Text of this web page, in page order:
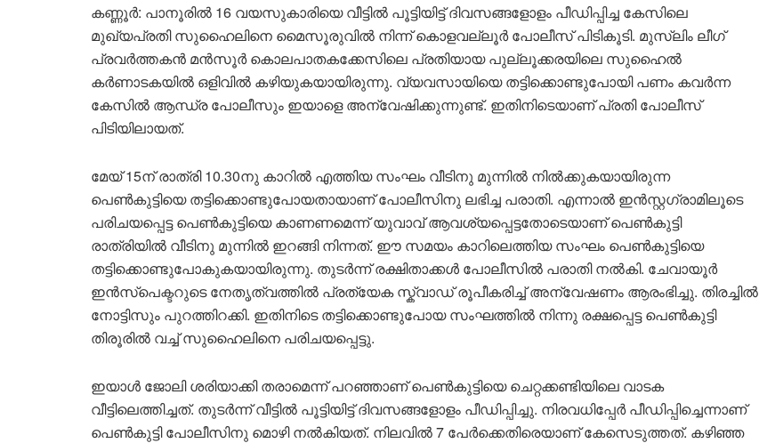
കണ്ണൂർ: പാനൂരിൽ 16 വയസുകാരിയെ വീട്ടിൽ പൂട്ടിയിട്ട് ദിവസങ്ങളോളം പീഡിപ്പിച്ച കേസിലെ
മുഖ്യപ്രതി സുഹൈലിനെ മൈസൂരുവിൽ നിന്ന് കൊളവല്ലൂർ പോലീസ് പിടികൂടി. മുസ്‌ലിം ലീഗ്
പ്രവർത്തകൻ മൻസൂർ കൊലപാതകക്കേസിലെ പ്രതിയായ പുല്ലൂക്കരയിലെ സുഹൈൽ
കർണാടകയിൽ ഒളിവിൽ കഴിയുകയായിരുന്നു. വ്യവസായിയെ തട്ടിക്കൊണ്ടുപോയി പണം കവർന്ന
കേസിൽ ആന്ധ്ര പോലീസും ഇയാളെ അന്വേഷിക്കുന്നുണ്ട്. ഇതിനിടെയാണ് പ്രതി പോലീസ്
പിടിയിലായത്.
മേയ് 15ന് രാത്രി 10.30നു കാറിൽ എത്തിയ സംഘം വീടിനു മുന്നിൽ നിൽക്കുകയായിരുന്ന
പെൺകുട്ടിയെ തട്ടിക്കൊണ്ടുപോയതായാണ് പോലീസിനു ലഭിച്ച പരാതി. എന്നാൽ ഇൻസ്റ്റഗ്രാമിലൂടെ
പരിചയപ്പെട്ട പെൺകുട്ടിയെ കാണണമെന്ന് യുവാവ് ആവശ്യപ്പെട്ടതോടെയാണ് പെൺകുട്ടി
രാത്രിയിൽ വീടിനു മുന്നിൽ ഇറങ്ങി നിന്നത്. ഈ സമയം കാറിലെത്തിയ സംഘം പെൺകുട്ടിയെ
തട്ടിക്കൊണ്ടുപോകുകയായിരുന്നു. തുടർന്ന് രക്ഷിതാക്കൾ പോലീസിൽ പരാതി നൽകി. ചേവായൂർ
ഇൻസ്പെക്ടറുടെ നേതൃത്വത്തിൽ പ്രത്യേക സ്ക്വാഡ് രൂപീകരിച്ച് അന്വേഷണം ആരംഭിച്ചു. തിരച്ചിൽ
നോട്ടിസും പുറത്തിറക്കി. ഇതിനിടെ തട്ടിക്കൊണ്ടുപോയ സംഘത്തിൽ നിന്നു രക്ഷപ്പെട്ട പെൺകുട്ടി
തിരൂരിൽ വച്ച് സുഹൈലിനെ പരിചയപ്പെട്ടു.
ഇയാൾ ജോലി ശരിയാക്കി തരാമെന്ന് പറഞ്ഞാണ് പെൺകുട്ടിയെ ചെറ്റക്കണ്ടിയിലെ വാടക
വീട്ടിലെത്തിച്ചത്. തുടർന്ന് വീട്ടിൽ പൂട്ടിയിട്ട് ദിവസങ്ങളോളം പീഡിപ്പിച്ചു. നിരവധിപ്പേർ പീഡിപ്പിച്ചെന്നാണ്
പെൺകുട്ടി പോലീസിനു മൊഴി നൽകിയത്. നിലവിൽ 7 പേർക്കെതിരെയാണ് കേസെടുത്തത്. കഴിഞ്ഞ